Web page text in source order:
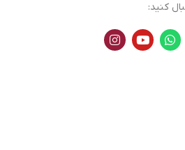
کنید: